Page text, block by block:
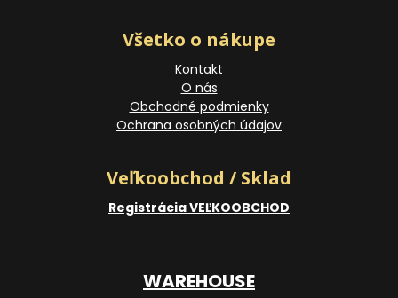
Všetko o nákupe
Kontakt
O nás
Obchodné podmienky
Ochrana osobných údajov
Veľkoobchod / Sklad
Registrácia VEĽKOOBCHOD
WAREHOUSE